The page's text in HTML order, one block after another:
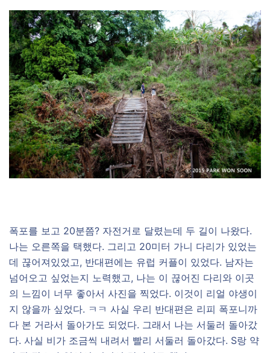
폭포를 보고 20분쯤? 자전거로 달렸는데 두 길이 나왔다.
나는 오른쪽을 택했다. 그리고 20미터 가니 다리가 있었는
데 끊어져있었고, 반대편에는 유럽 커플이 있었다. 남자는
넘어오고 싶었는지 노력했고, 나는 이 끊어진 다리와 이곳
의 느낌이 너무 좋아서 사진을 찍었다. 이것이 리얼 야생이
지 않을까 싶었다. ㅋㅋ 사실 우리 반대편은 리피 폭포니까
다 본 거라서 돌아가도 되었다. 그래서 나는 서둘러 돌아갔
다. 사실 비가 조금씩 내려서 빨리 서둘러 돌아갔다. S랑 약